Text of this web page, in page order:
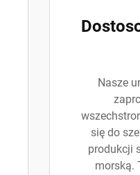
Nasze
się do
produkcji
morską.